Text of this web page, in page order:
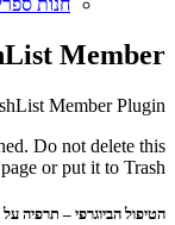
חנות
Member
Member Plugin.
Do not delete this
page or put it to Trash.
הטיפול הביוגרפי – תרפיה על